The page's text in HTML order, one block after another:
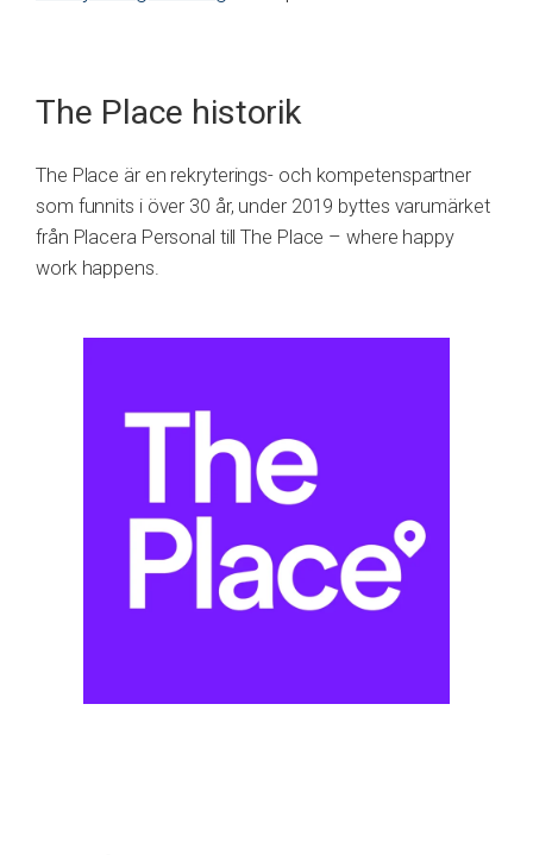
The Place historik
The Place är en rekryterings- och kompetenspartner
som funnits i över 30 år, under 2019 byttes varumärket
från Placera Personal till The Place – where happy
work happens.